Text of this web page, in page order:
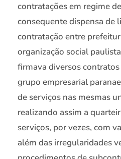
contratações em regime
consequente dispensa de
contratação entre
organização social
firmava diversos
grupo empresarial
de serviços nas mesmas
realizando assim a
serviços, por vezes, com
além das irregularidades